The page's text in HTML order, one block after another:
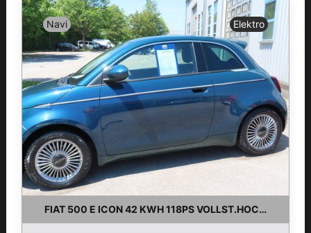
Navi Elektro
FIAT 500 E ICON 42 KWH 118PS